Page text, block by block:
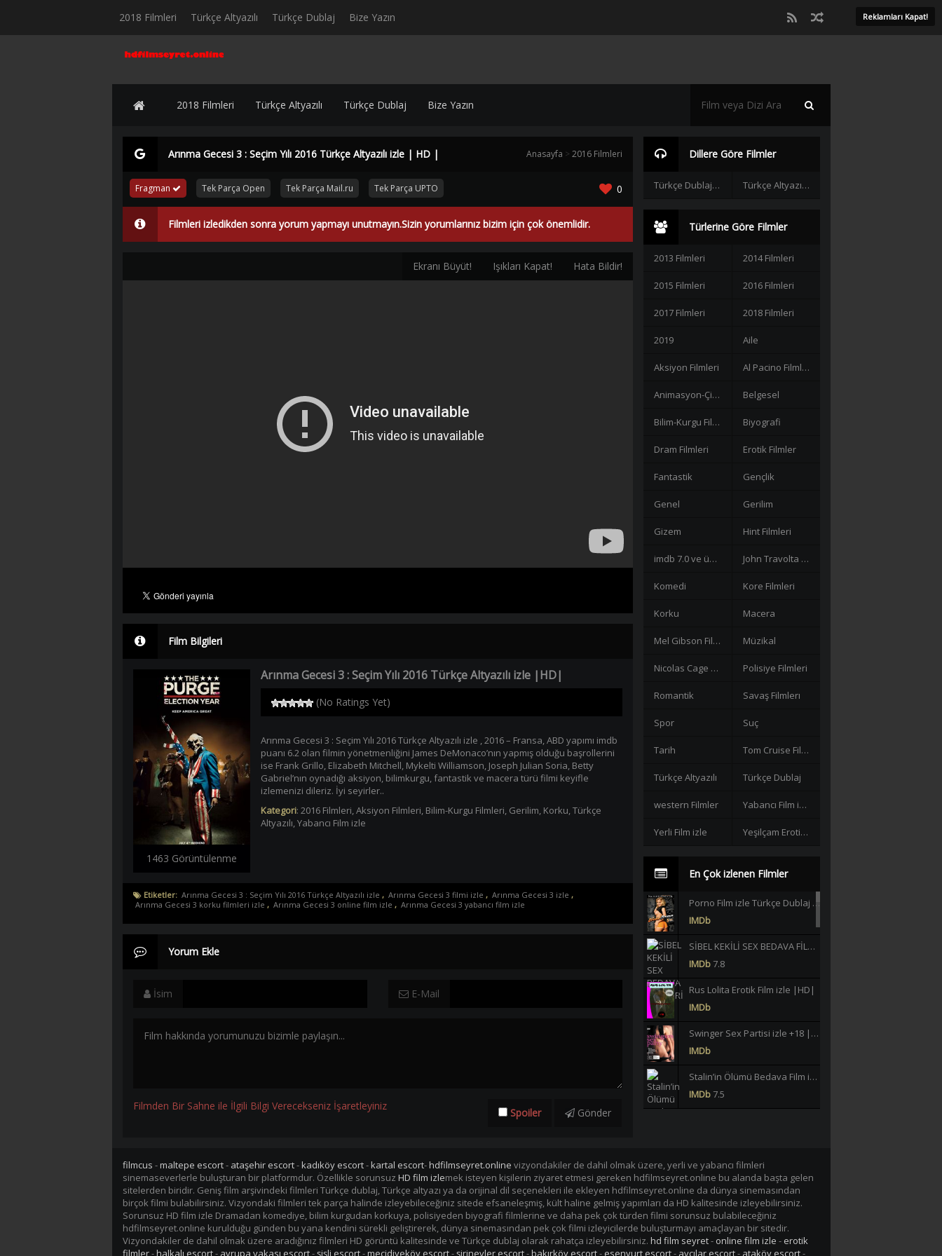
2018 Filmleri Türkçe Altyazılı Türkçe Dublaj Bize Yazın Reklamları Kapat!
2018 Filmleri Türkçe Altyazılı Türkçe Dublaj Bize Yazın
Arınma Gecesi 3 : Seçim Yılı 2016 Türkçe Altyazılı izle | HD | Anasayfa > 2016 Filmleri
Fragman Tek Parça Open Tek Parça Mail.ru Tek Parça UPTO 0
Filmleri izledikden sonra yorum yapmayı unutmayın.Sizin yorumlarınız bizim için çok önemlidir.
Hata Bildir!
Işıkları Kapat!
Ekranı Büyüt!
Film Bilgileri
1463 Görüntülenme
Arınma Gecesi 3 : Seçim Yılı 2016 Türkçe Altyazılı izle |HD|
(No Ratings Yet)
Arınma Gecesi 3 : Seçim Yılı 2016 Türkçe Altyazılı izle , 2016 – Fransa, ABD yapımı imdb
puanı 6.2 olan filmin yönetmenliğini James DeMonaco’nın yapmış olduğu başrollerini
ise Frank Grillo, Elizabeth Mitchell, Mykelti Williamson, Joseph Julian Soria, Betty
Gabriel’nın oynadığı aksiyon, bilimkurgu, fantastik ve macera türü filmi keyifle
izlemenizi dileriz. İyi seyirler..
Kategori: 2016 Filmleri,Aksiyon Filmleri, Bilim-Kurgu Filmleri, Gerilim, Korku,Türkçe
Altyazılı,Yabancı Film izle
Etiketler: Arınma Gecesi 3 : Seçim Yılı 2016 Türkçe Altyazılı izle , Arınma Gecesi 3 filmi izle , Arınma Gecesi 3 izle ,
Arınma Gecesi 3 korku filmleri izle , Arınma Gecesi 3 online film izle , Arınma Gecesi 3 yabancı film izle
Yorum Ekle
İsim E-Mail
Filmden Bir Sahne ile İlgili Bilgi Verecekseniz İşaretleyiniz
Spoiler Gönder
Dillere Göre Filmler
Türkçe Dublaj Filmler Türkçe Altyazılı Filmler
Türlerine Göre Filmler
2013 Filmleri 2014 Filmleri
2015 Filmleri 2016 Filmleri
2017 Filmleri 2018 Filmleri
2019 Aile
Aksiyon Filmleri Al Pacino Filmleri
Animasyon-Çizgi Filmler Belgesel
Bilim-Kurgu Filmleri Biyografi
Dram Filmleri Erotik Filmler
Fantastik Gençlik
Genel Gerilim
Gizem Hint Filmleri
imdb 7.0 ve üzeri filmler John Travolta Filmleri
Komedi Kore Filmleri
Korku Macera
Mel Gibson Filmleri Müzikal
Nicolas Cage Filmleri Polisiye Filmleri
Romantik Savaş Filmlerı
Spor Suç
Tarih Tom Cruise Filmleri izle
Türkçe Altyazılı Türkçe Dublaj
western Filmler Yabancı Film izle
Yerli Film izle Yeşilçam Erotik +18
En Çok izlenen Filmler
Porno Film izle Türkçe Dublaj +18 |HD|
IMDb
SİBEL KEKİLİ SEX BEDAVA FİLMLERİ İZLE |HD|
IMDb7.8
Rus Lolita Erotik Film izle |HD|
IMDb
Swinger Sex Partisi izle +18 |HD|
IMDb
Stalin’in Ölümü Bedava Film izle |HD|
IMDb7.5
IMDb-/10
IMDb
filmcus -maltepe escort- ataşehir escort-kadıköy escort-kartal escort-hdfilmseyret.online vizyondakiler de dahil olmak üzere, yerli ve yabancı filmleri
sinemaseverlerle buluşturan bir platformdur. Özellikle sorunsuz HD film izlemek isteyen kişilerin ziyaret etmesi gereken hdfilmseyret.online bu alanda başta gelen
sitelerden biridir. Geniş film arşivindeki filmleri Türkçe dublaj, Türkçe altyazı ya da orijinal dil seçenekleri ile ekleyen hdfilmseyret.online da dünya sinemasından
birçok filmi bulabilirsiniz. Vizyondaki filmleri tek parça halinde izleyebileceğiniz sitede efsaneleşmiş, kült haline gelmiş yapımları da HD kalitesinde izleyebilirsiniz.
Sorunsuz HD film izle Dramadan komediye, bilim kurgudan korkuya, polisiyeden biyografi filmlerine ve daha pek çok türden filmi sorunsuz bulabileceğiniz
hdfilmseyret.online kurulduğu günden bu yana kendini sürekli geliştirerek, dünya sinemasından pek çok filmi izleyicilerde buluşturmayı amaçlayan bir sitedir.
Vizyondakiler de dahil olmak üzere aradığınız filmleri HD görüntü kalitesinde ve Türkçe dublaj olarak rahatça izleyebilirsiniz. hd film seyret- online film izle - erotik
filmler-halkalı escort- avrupa yakası escort-şişli escort-mecidiyeköy escort-şirinevler escort-bakırköy escort- esenyurt escort- avcılar escort- ataköy escort-